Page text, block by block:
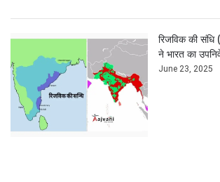
रिजविक की
ने भारत का
June 23, 2025